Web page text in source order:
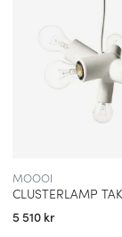
MOOOI
5 510 kr